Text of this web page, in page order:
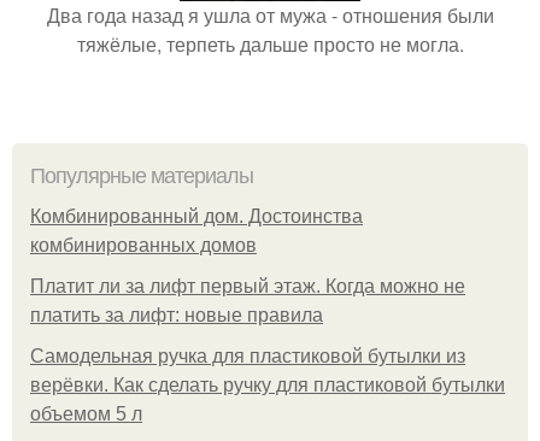
Два года назад я ушла от мужа - отношения были
тяжёлые, терпеть дальше просто не могла.
Популярные материалы
Комбинированный дом. Достоинства
комбинированных домов
Платит ли за лифт первый этаж. Когда можно не
платить за лифт: новые правила
Самодельная ручка для пластиковой бутылки из
верёвки. Как сделать ручку для пластиковой бутылки
объемом 5 л